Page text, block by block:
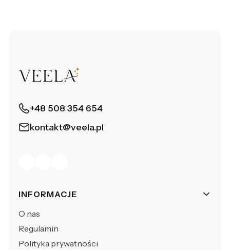
+48 508 354 654
kontakt@veela.pl
Linki w stopce
INFORMACJE
O nas
Regulamin
Polityka prywatności